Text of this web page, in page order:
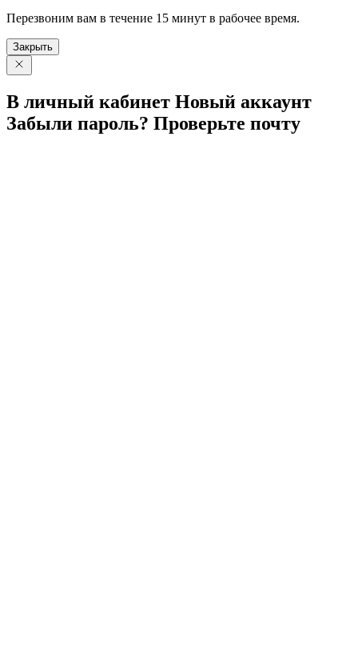
Перезвоним вам в течение 15 минут в рабочее время.
Закрыть
В личный кабинет Новый аккаунт
Забыли пароль? Проверьте почту